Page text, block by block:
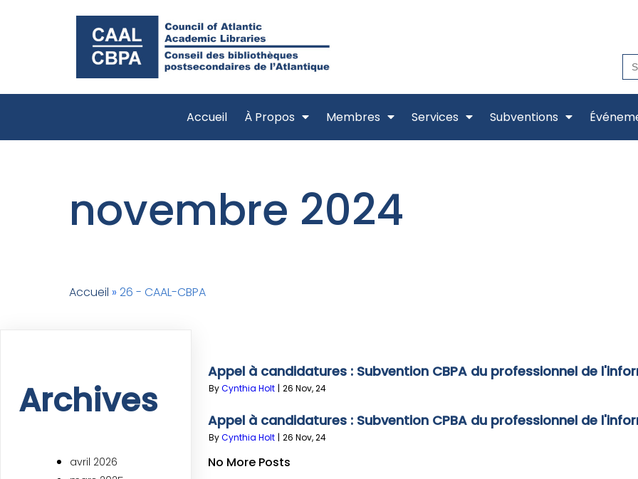
Accueil À Propos Membres Services Subventions
novembre 2024
Accueil » 26 - CAAL-CBPA
Appel à candidatures : Subvention CBPA du professionnel de
ByCynthia Holt | 26 Nov, 24
Appel à candidatures : Subvention CPBA du professionnel de
ByCynthia Holt | 26 Nov, 24
No More Posts
Archives
avril 2026